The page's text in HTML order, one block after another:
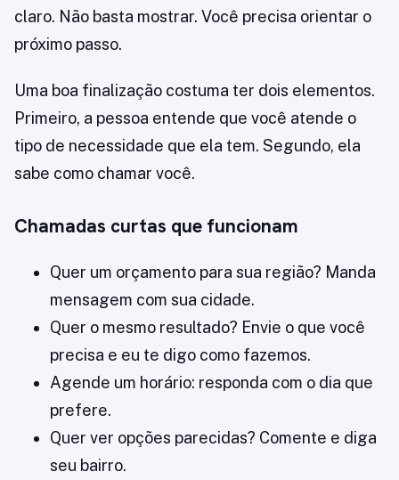
claro. Não basta mostrar. Você precisa orientar o
próximo passo.
Uma boa finalização costuma ter dois elementos.
Primeiro, a pessoa entende que você atende o
tipo de necessidade que ela tem. Segundo, ela
sabe como chamar você.
Chamadas curtas que funcionam
Quer um orçamento para sua região? Manda
mensagem com sua cidade.
Quer o mesmo resultado? Envie o que você
precisa e eu te digo como fazemos.
Agende um horário: responda com o dia que
prefere.
Quer ver opções parecidas? Comente e diga
seu bairro.